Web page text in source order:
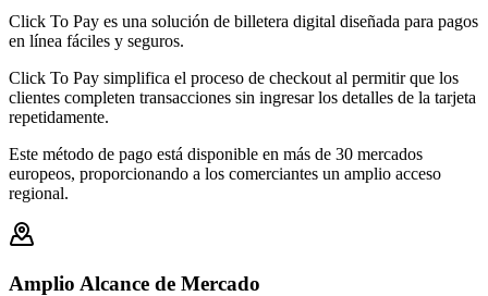
Click To Pay es una solución de billetera digital diseñada para pagos
en línea fáciles y seguros.
Click To Pay simplifica el proceso de checkout al permitir que los
clientes completen transacciones sin ingresar los detalles de la tarjeta
repetidamente.
Este método de pago está disponible en más de 30 mercados
europeos, proporcionando a los comerciantes un amplio acceso
regional.
Amplio Alcance de Mercado